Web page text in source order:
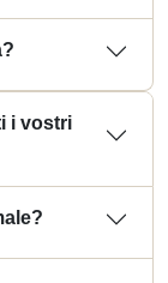
i vostri